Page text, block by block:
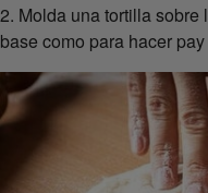
2. Molda una tortilla
base como para hacer